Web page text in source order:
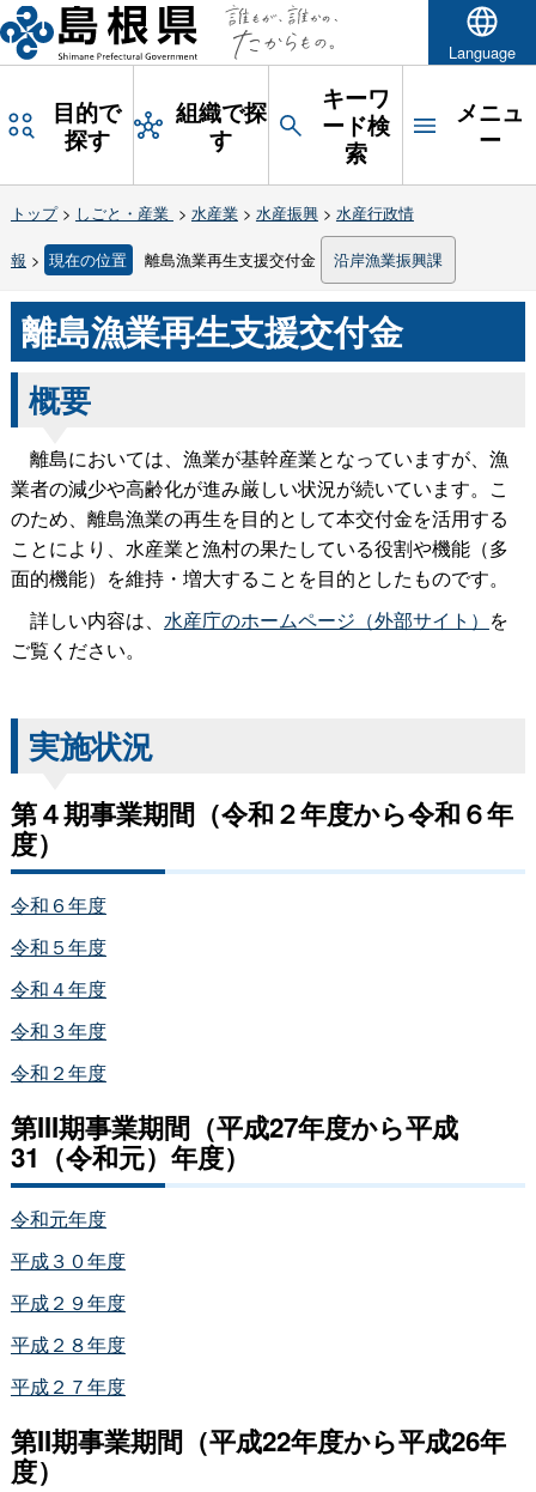
Language
目的で
探す
組織で探
す
キーワ
ード検
索
メニュ
ー
トップ> しごと・産業 > 水産業> 水産振興> 水産行政情
報 > 現在の位置 離島漁業再生支援交付金 沿岸漁業振興課
離島漁業再生支援交付金
概要
離島においては、漁業が基幹産業となっていますが、漁
業者の減少や高齢化が進み厳しい状況が続いています。こ
のため、離島漁業の再生を目的として本交付金を活用する
ことにより、水産業と漁村の果たしている役割や機能（多
面的機能）を維持・増大することを目的としたものです。
詳しい内容は、 水産庁のホームページ（外部サイト） を
ご覧ください。
実施状況
第４期事業期間（令和２年度から令和６年
度）
令和６年度
令和５年度
令和４年度
令和３年度
令和２年度
第III期事業期間（平成27年度から平成
31（令和元）年度）
令和元年度
平成３０年度
平成２９年度
平成２８年度
平成２７年度
第II期事業期間（平成22年度から平成26年
度）